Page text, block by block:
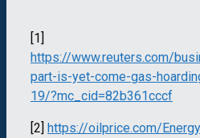
[1]
https://www.reuters.com/
part-is-yet-come-gas-
19/?mc_cid=82b361cccf
[2] https://oilprice.com/